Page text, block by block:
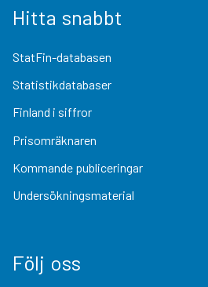
Hitta snabbt
StatFin-databasen
Statistikdatabaser
Finland i siffror
Prisomräknaren
Kommande publiceringar
Undersökningsmaterial
Följ oss